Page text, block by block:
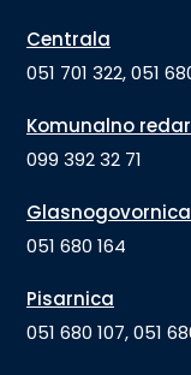
Centrala
051 701 322, 051
Komunalno
099 392 32 71
Glasnogovornica
051 680 164
Pisarnica
051 680 107, 051